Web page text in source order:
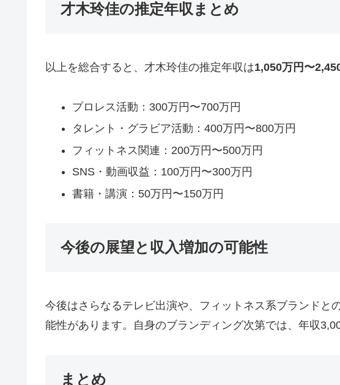
才木玲佳の推定年収まとめ
以上を総合すると、才木玲佳の推定年収は1,050万円〜
プロレス活動：300万円〜700万円
タレント・グラビア活動：400万円〜800万円
フィットネス関連：200万円〜500万円
SNS・動画収益：100万円〜300万円
書籍・講演：50万円〜150万円
今後の展望と収入増加の可能性
今後はさらなるテレビ出演や、フィットネス系ブランドと
能性があります。自身のブランディング次第では、年収
まとめ